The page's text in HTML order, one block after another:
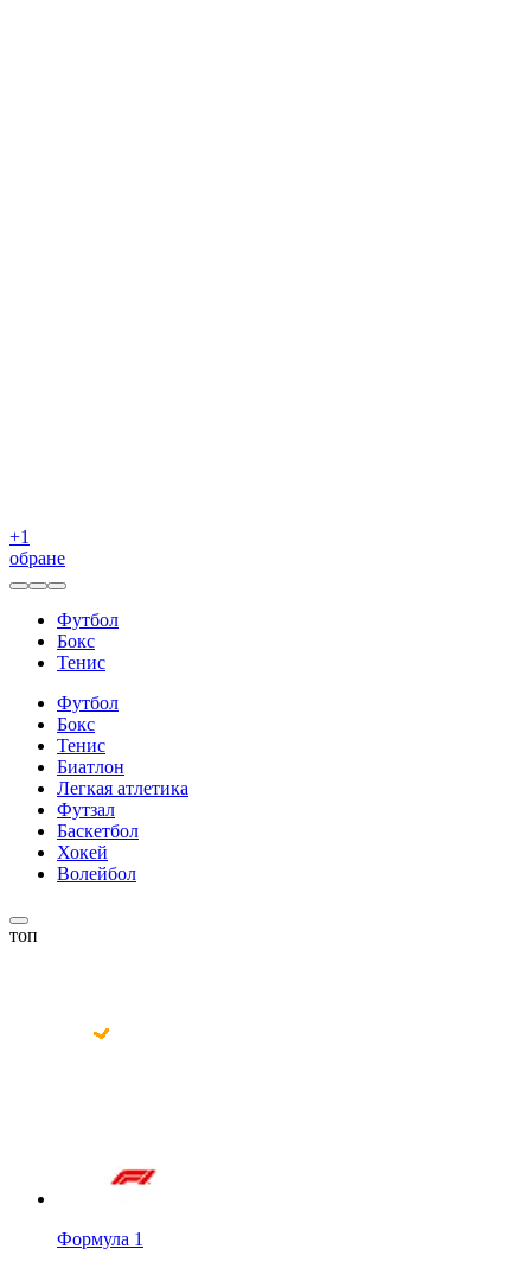
+1
обране
Футбол
Бокс
Тенис
Футбол
Бокс
Тенис
Биатлон
Легкая атлетика
Футзал
Баскетбол
Хокей
Волейбол
топ
Формула 1